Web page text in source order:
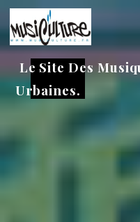
Aller
au
contenu
Le Site Des
Urbaines.